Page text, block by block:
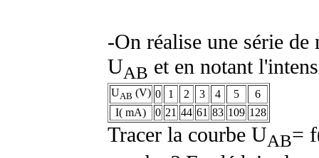
-On réalise une série
UAB et en notant
UAB (V) 0 1 2 3 4 5
6
I( mA)
0 21 44 61 83 109 128
Tracer la courbe UAB=